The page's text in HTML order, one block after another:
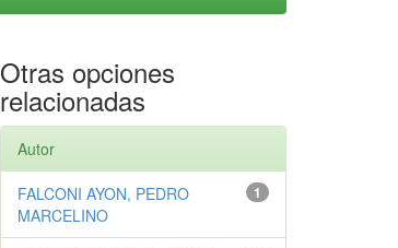
Otras opciones
relacionadas
Autor
1
FALCONI AYON, PEDRO
MARCELINO